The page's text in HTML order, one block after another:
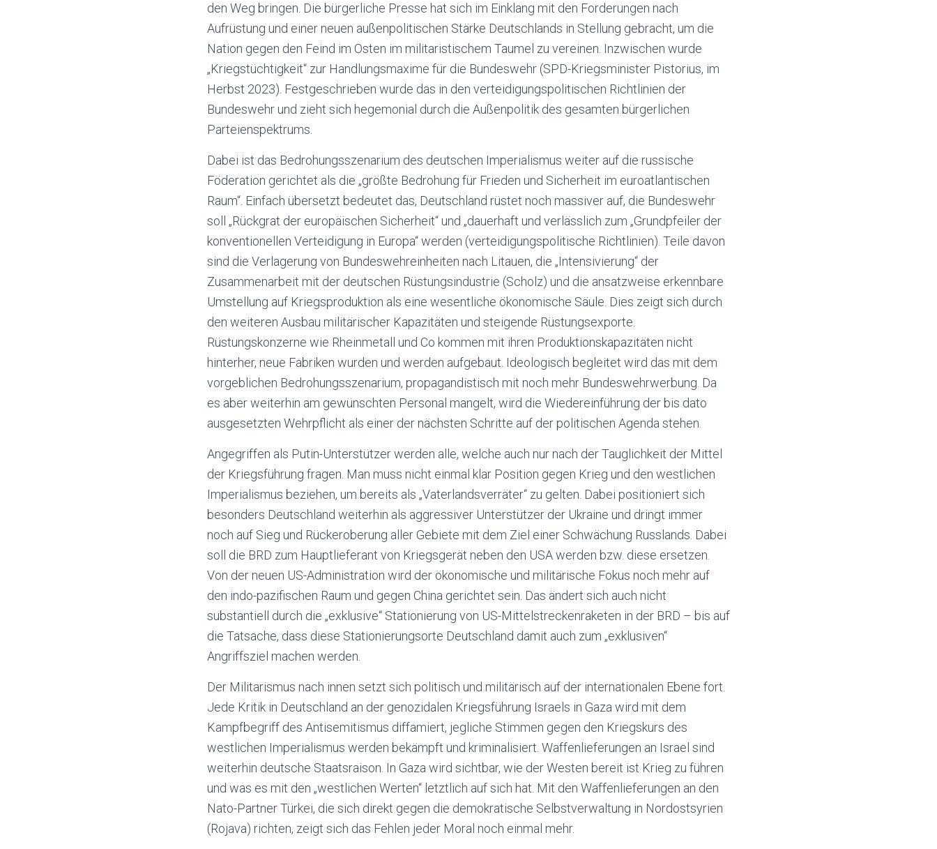
den Weg bringen. Die bürgerliche Presse hat sich im Einklang mit den Forderungen nach
Aufrüstung und einer neuen außenpolitischen Stärke Deutschlands in Stellung gebracht, um die
Nation gegen den Feind im Osten im militaristischem Taumel zu vereinen. Inzwischen wurde
„Kriegstüchtigkeit“ zur Handlungsmaxime für die Bundeswehr (SPD-Kriegsminister Pistorius, im
Herbst 2023). Festgeschrieben wurde das in den verteidigungspolitischen Richtlinien der
Bundeswehr und zieht sich hegemonial durch die Außenpolitik des gesamten bürgerlichen
Parteienspektrums.
Dabei ist das Bedrohungsszenarium des deutschen Imperialismus weiter auf die russische
Föderation gerichtet als die „größte Bedrohung für Frieden und Sicherheit im euroatlantischen
Raum“. Einfach übersetzt bedeutet das, Deutschland rüstet noch massiver auf, die Bundeswehr
soll „Rückgrat der europäischen Sicherheit“ und „dauerhaft und verlässlich zum „Grundpfeiler der
konventionellen Verteidigung in Europa“ werden (verteidigungspolitische Richtlinien). Teile davon
sind die Verlagerung von Bundeswehreinheiten nach Litauen, die „Intensivierung“ der
Zusammenarbeit mit der deutschen Rüstungsindustrie (Scholz) und die ansatzweise erkennbare
Umstellung auf Kriegsproduktion als eine wesentliche ökonomische Säule. Dies zeigt sich durch
den weiteren Ausbau militärischer Kapazitäten und steigende Rüstungsexporte.
Rüstungskonzerne wie Rheinmetall und Co kommen mit ihren Produktionskapazitäten nicht
hinterher, neue Fabriken wurden und werden aufgebaut. Ideologisch begleitet wird das mit dem
vorgeblichen Bedrohungsszenarium, propagandistisch mit noch mehr Bundeswehrwerbung. Da
es aber weiterhin am gewünschten Personal mangelt, wird die Wiedereinführung der bis dato
ausgesetzten Wehrpflicht als einer der nächsten Schritte auf der politischen Agenda stehen.
Angegriffen als Putin-Unterstützer werden alle, welche auch nur nach der Tauglichkeit der Mittel
der Kriegsführung fragen. Man muss nicht einmal klar Position gegen Krieg und den westlichen
Imperialismus beziehen, um bereits als „Vaterlandsverräter“ zu gelten. Dabei positioniert sich
besonders Deutschland weiterhin als aggressiver Unterstützer der Ukraine und dringt immer
noch auf Sieg und Rückeroberung aller Gebiete mit dem Ziel einer Schwächung Russlands. Dabei
soll die BRD zum Hauptlieferant von Kriegsgerät neben den USA werden bzw. diese ersetzen.
Von der neuen US-Administration wird der ökonomische und militärische Fokus noch mehr auf
den indo-pazifischen Raum und gegen China gerichtet sein. Das ändert sich auch nicht
substantiell durch die „exklusive“ Stationierung von US-Mittelstreckenraketen in der BRD – bis auf
die Tatsache, dass diese Stationierungsorte Deutschland damit auch zum „exklusiven“
Angriffsziel machen werden.
Der Militarismus nach innen setzt sich politisch und militärisch auf der internationalen Ebene fort.
Jede Kritik in Deutschland an der genozidalen Kriegsführung Israels in Gaza wird mit dem
Kampfbegriff des Antisemitismus diffamiert, jegliche Stimmen gegen den Kriegskurs des
westlichen Imperialismus werden bekämpft und kriminalisiert. Waffenlieferungen an Israel sind
weiterhin deutsche Staatsraison. In Gaza wird sichtbar, wie der Westen bereit ist Krieg zu führen
und was es mit den „westlichen Werten“ letztlich auf sich hat. Mit den Waffenlieferungen an den
Nato-Partner Türkei, die sich direkt gegen die demokratische Selbstverwaltung in Nordostsyrien
(Rojava) richten, zeigt sich das Fehlen jeder Moral noch einmal mehr.